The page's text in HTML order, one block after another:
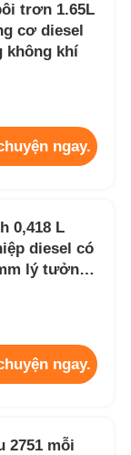
trơn 1.65L
cơ diesel
không khí
ngay.
0,418 L
diesel có
lý tưởng
bị công
ngay.
2751 mỗi